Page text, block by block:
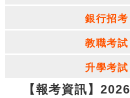
銀行招考
教職考試
升學考試
考資訊】2026 年